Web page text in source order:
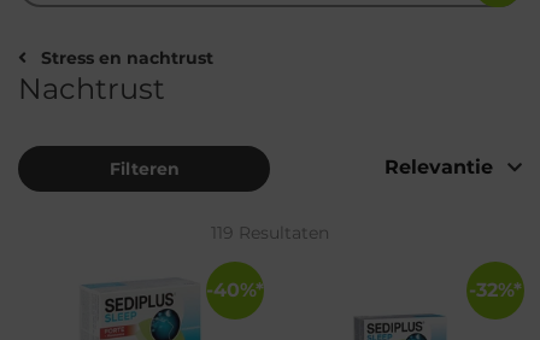
Stress en nachtrust
Nachtrust
Filteren
119 Resultaten
-40%* -32%*